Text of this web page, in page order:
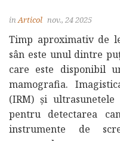
inArticol nov., 24 2025
Timp aproximativ de
sân este unul dintre
care este disponibil
mamografia.
(IRM) și
pentru detectarea
instrumente de